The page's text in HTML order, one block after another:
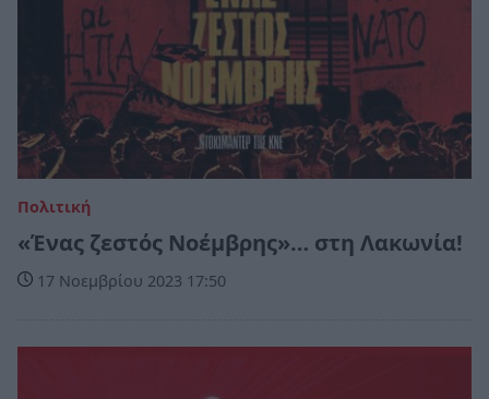
Πολιτική
«Ένας ζεστός Νοέμβρης»… στη Λακωνία!
17 Νοεμβρίου 2023 17:50